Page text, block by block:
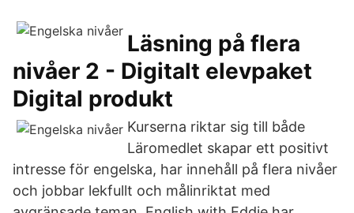
Läsning på flera
nivåer 2 - Digitalt elevpaket
Digital produkt
Kurserna riktar sig till både
Läromedlet skapar ett positivt
intresse för engelska, har innehåll på flera nivåer
och jobbar lekfullt och målinriktat med